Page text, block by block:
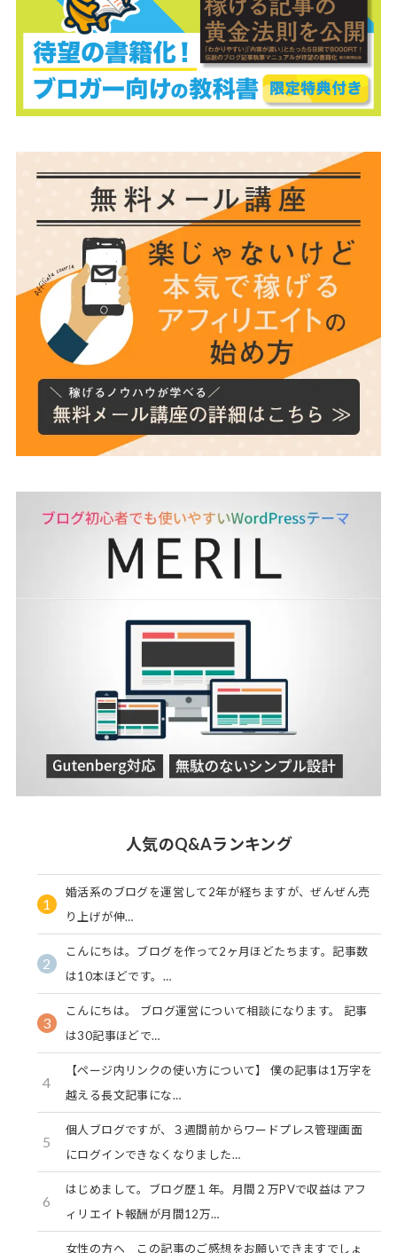
人気のQ&Aランキング
1
婚活系のブログを運営して2年が経ちますが、ぜんぜん売
り上げが伸…
2
こんにちは。ブログを作って2ヶ月ほどたちます。記事数
は10本ほどです。…
3
こんにちは。 ブログ運営について相談になります。 記事
は30記事ほどで…
4
【ページ内リンクの使い方について】 僕の記事は1万字を
越える長文記事にな…
5
個人ブログですが、３週間前からワードプレス管理画面
にログインできなくなりました…
6
はじめまして。ブログ歴１年。月間２万PVで収益はアフ
ィリエイト報酬が月間12万…
女性の方へ この記事のご感想をお願いできますでしょ